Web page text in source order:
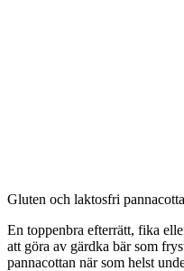
Gluten och laktosfri
En toppenbra efterrätt, fika
att göra av gärdka bär som
pannacottan när som helst